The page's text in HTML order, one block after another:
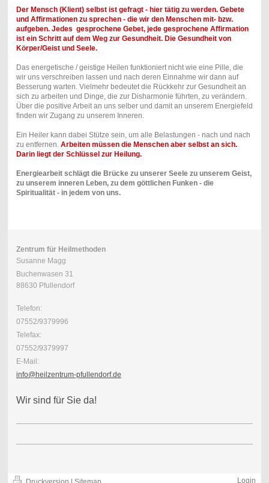
Der Mensch (Klient) selbst ist gefragt - hier tätig zu werden. Gebete
und Affirmationen zu sprechen - die wir den Menschen mit- bzw.
aufgeben. Jedes gesprochene Gebet, jede gesprochene Affirmation
ist ein Schritt auf dem Weg zur Gesundheit. Die Gesundheit von
Körper/Geist und Seele.
Das energetische / geistige Heilen funktioniert nicht wie eine Pille, die
wir uns verschreiben lassen und nach deren Einnahme wir dann auf
Besserung warten. Vielmehr bedeutet die Rückkehr zur Gesundheit an
sich zu arbeiten und Dinge, die zur Disharmonie führten, zu verändern.
Über die positive Arbeit an uns selber und damit an unserem Energiefeld
finden wir Zugang zu unserem Inneren.
Ein Heiler kann dabei Stütze sein, um alle Belastungen - nach und nach
zu entfernen. Arbeiten müssen die Menschen aber selbst an sich.
Darin liegt der Schlüssel zur Heilung.
Energiearbeit schlägt die Brücke zu unserer Seele zu unserem Geist,
zu unserem inneren Leben, zu dem göttlichen Funken - die
Spiritualität - in jedem von uns.
Zentrum für Heilmethoden
Susanne Magg
Buchenwasen 31
88630 Pfullendorf
Telefon:
07552/9379996
Telefax:
07552/9379997
E-Mail:
info@heilzentrum-pfullendorf.de
Wir sind für Sie da!
Login